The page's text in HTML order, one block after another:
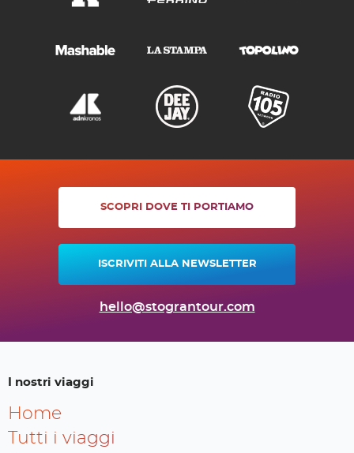
SCOPRI DOVE TI PORTIAMO
ISCRIVITI ALLA NEWSLETTER
hello@stograntour.com
I nostri viaggi
Home
Tutti i viaggi